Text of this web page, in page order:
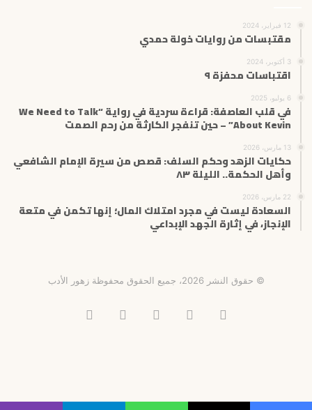
12 فبراير، 2024
مقتبسات من روايات خولة حمدي
3 أكتوبر، 2024
اقتباسات محفزة ٩
6 يوليو، 2025
في قلب العاصفة: قراءة سردية في رواية “We Need to Talk
About Kevin” – حين تنفجر الكارثة من رحم الصمت
13 مارس، 2026
حكايات الزهد وحكم السلف: قصص من سيرة الإمام الشافعي
وأهل الحكمة.. الليلة ٨٣
22 مارس، 2026
السعادة ليست في مجرد امتلاك المال؛ إنها تكمن في متعة
الإنجاز، في إثارة الجهد الإبداعي
© حقوق النشر 2026، جميع الحقوق محفوظة زهور الأدب
فيسبوك انستقرامتيلقرام